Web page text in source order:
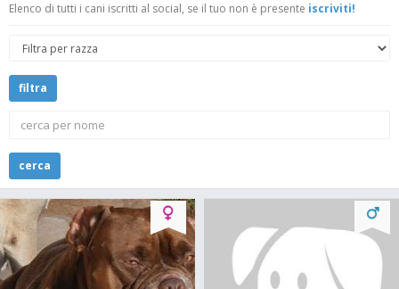
Elenco di tutti i cani iscritti al social, se il tuo non è presente iscriviti!
filtra
cerca